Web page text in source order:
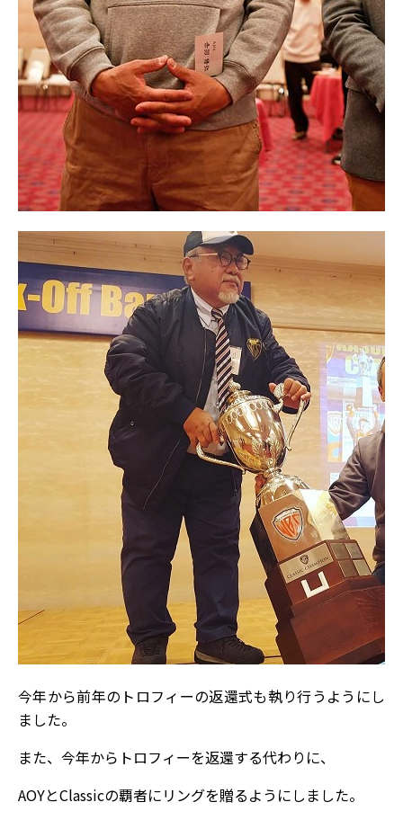
今年から前年のトロフィーの返還式も執り行うようにし
ました。
また、今年からトロフィーを返還する代わりに、
AOYとClassicの覇者にリングを贈るようにしました。